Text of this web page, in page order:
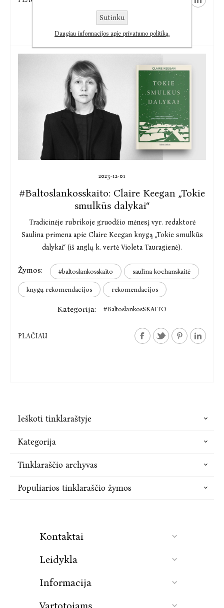
2023-12-01
#Baltoslankosskaito: Claire Keegan „Tokie
smulkūs dalykai“
Tradicinėje rubrikoje gruodžio mėnesį vyr. redaktorė
Saulina primena apie Claire Keegan knygą „Tokie smulkūs
dalykai“ (iš anglų k. vertė Violeta Tauragienė).
Žymos: #baltoslankosskaito saulina kochanskaitė
knygų rekomendacijos rekomendacijos
Kategorija: #BaltoslankosSKAITO
PLAČIAU
Ieškoti tinklaraštyje
Kategorija
Tinklaraščio archyvas
Populiarios tinklaraščio žymos
Kontaktai
Leidykla
Informacija
Sutinku
Daugiau informacijos apie privatumo politiką.